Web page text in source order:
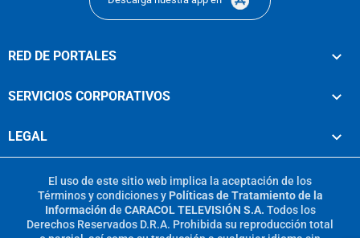
RED DE PORTALES
SERVICIOS CORPORATIVOS
LEGAL
El uso de este sitio web implica la aceptación de los
Términos y condicionesy Políticas de Tratamiento de la
Información de CARACOL TELEVISIÓN S.A. Todos los
Derechos Reservados D.R.A. Prohibida su reproducción total